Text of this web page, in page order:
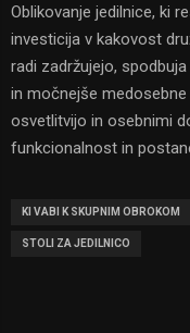
Oblikovanje jedilnice, ki
investicija v kakovost
radi zadržujejo,
in močnejše
osvetlitvijo in osebnimi
funkcionalnost in
KI VABI K SKUPNIM OBROKOM
STOLI ZA JEDILNICO